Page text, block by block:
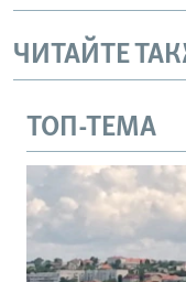
ЧИТАЙТЕ
ТОП-ТЕМА